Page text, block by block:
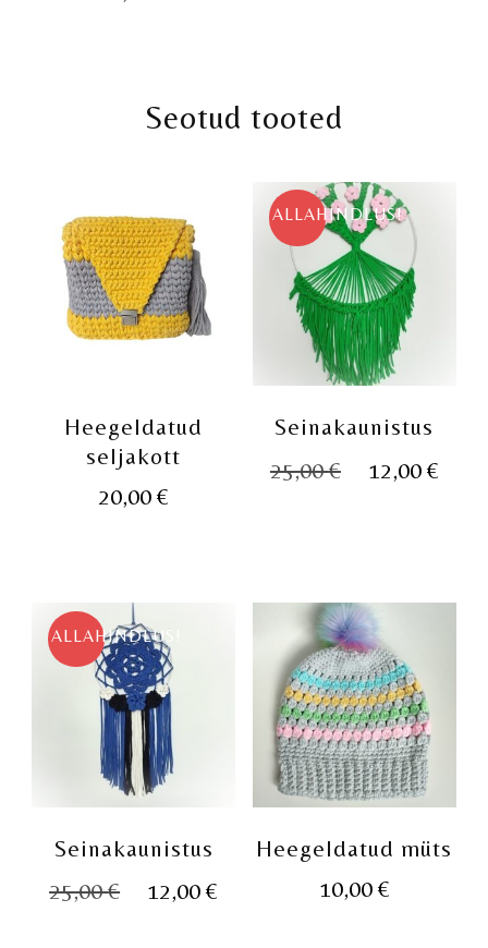
Seotud tooted
Heegeldatud
seljakott
20,00€
ALLAHINDLUS!
Seinakaunistus
25,00€
Algne
12,00 €
ALLAHINDLUS!
Seinakaunistus
25,00€
Algne
12,00€
Heegeldatud müts
10,00 €